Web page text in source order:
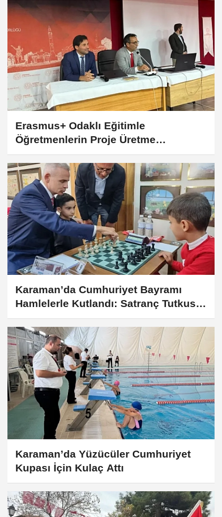
Erasmus+ Odaklı Eğitimle
Öğretmenlerin Proje Üretme
Kapasitesi Artırılıyor
Karaman’da Cumhuriyet Bayramı
Hamlelerle Kutlandı: Satranç Tutkusu
Cumhuriyet Coşkusuyla Buluştu
Karaman’da Yüzücüler Cumhuriyet
Kupası İçin Kulaç Attı